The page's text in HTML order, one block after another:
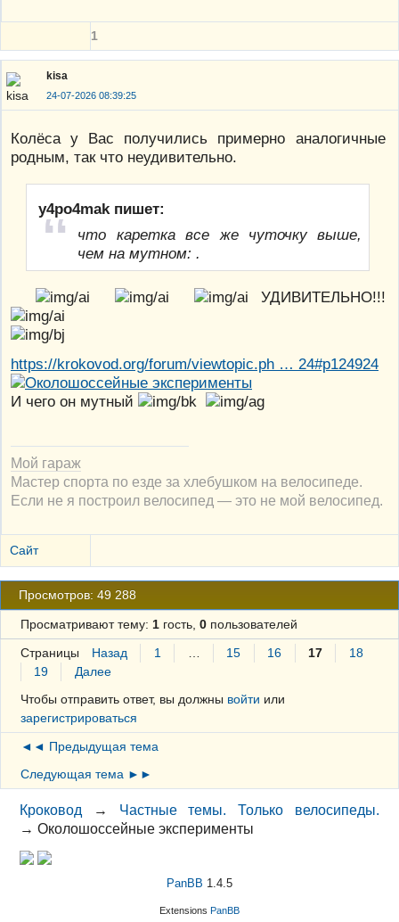
1
kisa
24-07-2026 08:39:25
Колёса у Вас получились примерно аналогичные
родным, так что неудивительно.
y4po4mak пишет:
что каретка все же чуточку выше,
чем на мутном: .
УДИВИТЕЛЬНО!!!
https://krokovod.org/forum/viewtopic.ph … 24#p124924
И чего он мутный
Мой гараж
Мастер спорта по езде за хлебушком на велосипеде.
Если не я построил велосипед — это не мой велосипед.
Сайт
Просмотров: 49 288
Просматривают тему: 1гость, 0пользователей
Страницы Назад 1 15 16 17
18
19
Далее
Чтобы отправить ответ, вы должны войти или
зарегистрироваться
◄◄ Предыдущая тема
Следующая тема ►►
Кроковод → Частные темы. Только велосипеды.
→Околошоссейные эксперименты
PanBB 1.4.5
Extensions PanBB